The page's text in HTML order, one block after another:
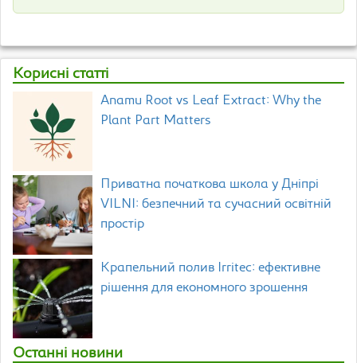
Корисні статті
Anamu Root vs Leaf Extract: Why the
Plant Part Matters
Приватна початкова школа у Дніпрі
VILNI: безпечний та сучасний освітній
простір
Крапельний полив Irritec: ефективне
рішення для економного зрошення
Останні новини